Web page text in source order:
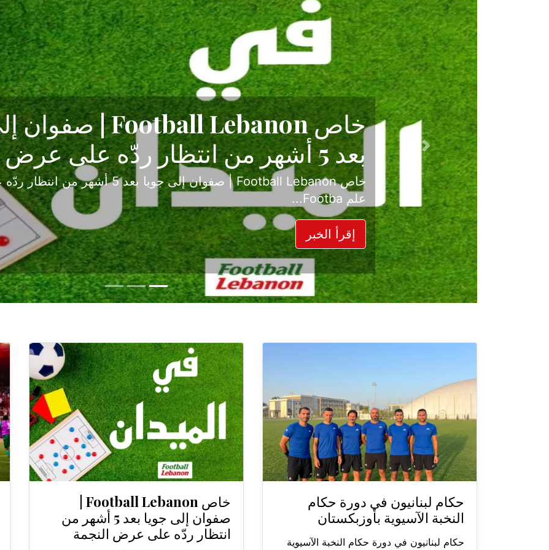
حكاية نجاح تبدأ من جبل محسن
الدرجة الأولى
بعد موسم حافل بالإثارة والصراع في دوري الدرجة الثانية، نجح الإخاء
حسم ل...
إقرأ الخبر
Previous
حكام لبنانيون في دورة حكام
النخبة الآسيوية بأوزبكستان
حكام لبنانيون في دورة حكام النخبة الآسيوية
صفوان إلى جويا بعد 5 أشهر من
انتظار ردّه على عرض النجمة